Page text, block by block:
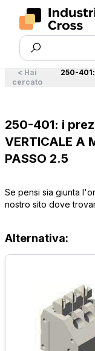
< Hai
cercato
250-401:
250-401: i
VERTICALE A
PASSO 2.5
Se pensi sia giunta
nostro sito dove
Alternativa: